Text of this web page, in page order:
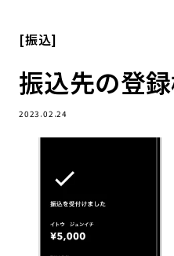
[振込]
振込先の登
2023.02.24